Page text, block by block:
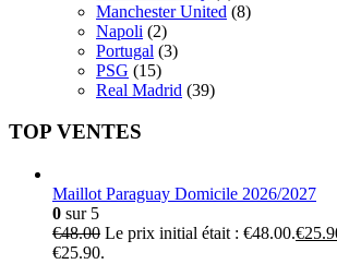
Manchester United (8)
Napoli (2)
Portugal (3)
PSG (15)
Real Madrid (39)
TOP VENTES
Maillot Paraguay Domicile 2026/2027
0 sur 5
€48.00 Le prix initial était : €48.00.€
€25.90.